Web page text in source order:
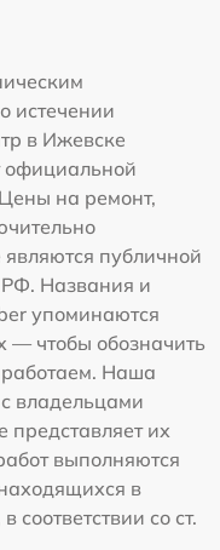
истечении
в Ижевске
официальной
на ремонт,
публичной
РФ. Названия и
упоминаются
— чтобы обозначить
работаем. Наша
владельцами
представляет их
выполняются
в
со ст.